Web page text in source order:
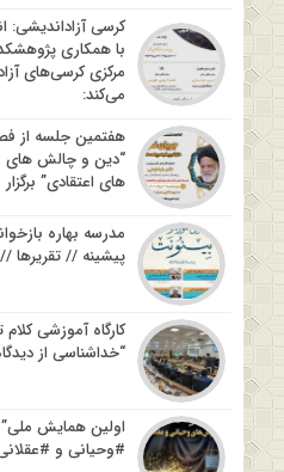
کرسی آزاداندیشی:
با همکاری
مرکزی کرسی‌های
می‌کند:
هفتمین جلسه از
“دین و چالش های
های اعتقادی”
مدرسه بهاره
پیشینه // تقریرها //
کارگاه آموزشی
“خداشناسی از
اولین همایش
#وحیانی و